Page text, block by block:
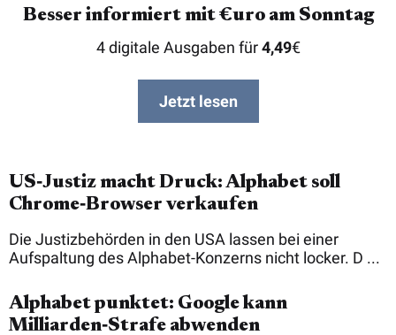
Besser informiert mit €uro am Sonntag
4 digitale Ausgaben für4,49€
Jetzt lesen
US‑Justiz macht Druck: Alphabet soll
Chrome‑Browser verkaufen
Die Justizbehörden in den USA lassen bei einer
Aufspaltung des Alphabet-Konzerns nicht locker. D ...
Alphabet punktet: Google kann
Milliarden‑Strafe abwenden